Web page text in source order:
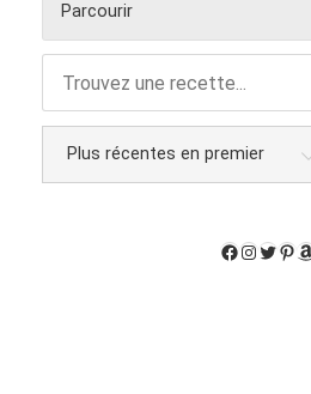
Parcourir